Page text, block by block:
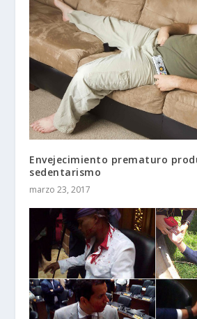
Envejecimiento prematuro
sedentarismo
marzo 23, 2017